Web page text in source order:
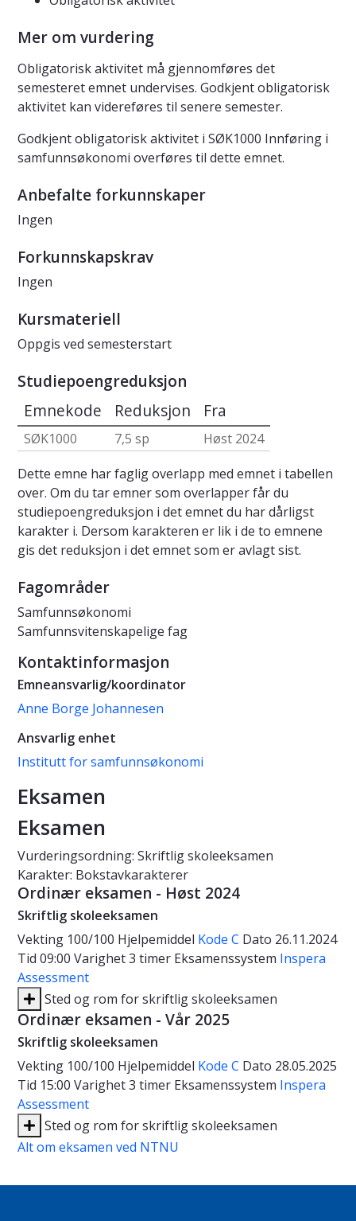
Mer om vurdering
Obligatorisk aktivitet må gjennomføres det
semesteret emnet undervises. Godkjent obligatorisk
aktivitet kan videreføres til senere semester.
Godkjent obligatorisk aktivitet i SØK1000 Innføring i
samfunnsøkonomi overføres til dette emnet.
Anbefalte forkunnskaper
Ingen
Forkunnskapskrav
Ingen
Kursmateriell
Oppgis ved semesterstart
Studiepoengreduksjon
Emnekode Reduksjon Fra
SØK1000 7,5 sp
Høst 2024
Dette emne har faglig overlapp med emnet i tabellen
over. Om du tar emner som overlapper får du
studiepoengreduksjon i det emnet du har dårligst
karakter i. Dersom karakteren er lik i de to emnene
gis det reduksjon i det emnet som er avlagt sist.
Fagområder
Samfunnsøkonomi
Samfunnsvitenskapelige fag
Kontaktinformasjon
Emneansvarlig/koordinator
Anne Borge Johannesen
Ansvarlig enhet
Institutt for samfunnsøkonomi
Eksamen
Eksamen
Vurderingsordning: Skriftlig skoleeksamen
Karakter: Bokstavkarakterer
Ordinær eksamen - Høst 2024
Skriftlig skoleeksamen
Vekting 100/100 Hjelpemiddel Kode C Dato 26.11.2024
Tid 09:00 Varighet3 timer Eksamenssystem Inspera
Assessment
Sted og rom for skriftlig skoleeksamen
Ordinær eksamen - Vår 2025
Skriftlig skoleeksamen
Vekting 100/100 Hjelpemiddel Kode C Dato 28.05.2025
Tid 15:00 Varighet3 timer Eksamenssystem Inspera
Assessment
Sted og rom for skriftlig skoleeksamen
Alt om eksamen ved NTNU